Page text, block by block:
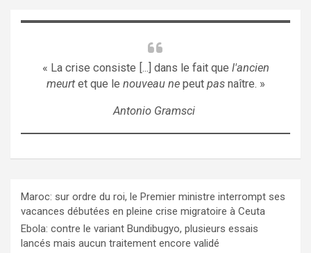
« La crise consiste [...] dans le fait que l'ancien
meurtet que le nouveau nepeut pasnaître. »
Antonio Gramsci
Maroc: sur ordre du roi, le Premier ministre interrompt ses
vacances débutées en pleine crise migratoire à Ceuta
Ebola: contre le variant Bundibugyo, plusieurs essais
lancés mais aucun traitement encore validé